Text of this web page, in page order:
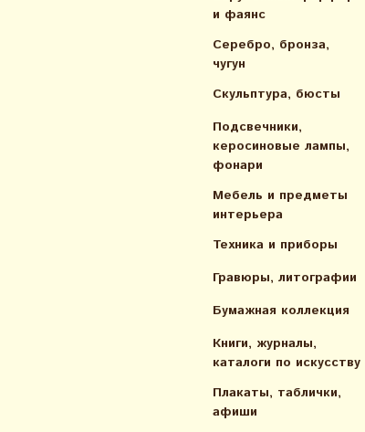
и фаянс
Серебро, бронза,
чугун
Скульптура, бюсты
Подсвечники,
керосиновые лампы,
фонари
Мебель и предметы
интерьера
Техника и приборы
Гравюры, литографии
Бумажная коллекция
Книги, журналы,
каталоги по искусcтву
Плакаты, таблички,
афиши